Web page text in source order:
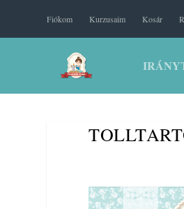
Fiókom Kurzusaim Kosár